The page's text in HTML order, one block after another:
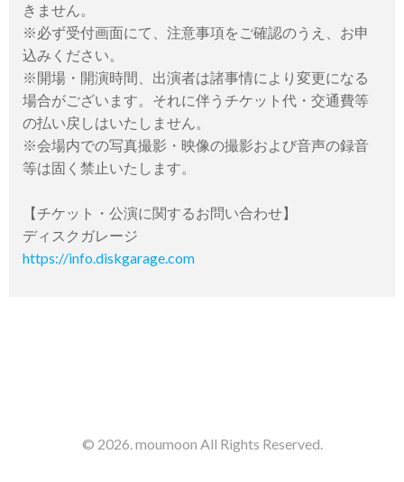
きません。
※必ず受付画面にて、注意事項をご確認のうえ、お申
込みください。
※開場・開演時間、出演者は諸事情により変更になる
場合がございます。それに伴うチケット代・交通費等
の払い戻しはいたしません。
※会場内での写真撮影・映像の撮影および音声の録音
等は固く禁止いたします。
【チケット・公演に関するお問い合わせ】
ディスクガレージ
https://info.diskgarage.com
© 2026. moumoon All Rights Reserved.